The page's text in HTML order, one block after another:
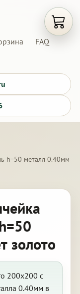
FAQ
h=50 металл 0.40мм
золото
200х200 с
0.40мм в